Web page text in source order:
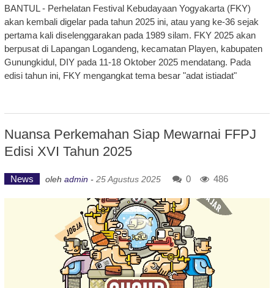
BANTUL - Perhelatan Festival Kebudayaan Yogyakarta (FKY)
akan kembali digelar pada tahun 2025 ini, atau yang ke-36 sejak
pertama kali diselenggarakan pada 1989 silam. FKY 2025 akan
berpusat di Lapangan Logandeng, kecamatan Playen, kabupaten
Gunungkidul, DIY pada 11-18 Oktober 2025 mendatang. Pada
edisi tahun ini, FKY mengangkat tema besar "adat istiadat"
Nuansa Perkemahan Siap Mewarnai FFPJ
Edisi XVI Tahun 2025
News oleh admin - 25 Agustus 2025 0 486